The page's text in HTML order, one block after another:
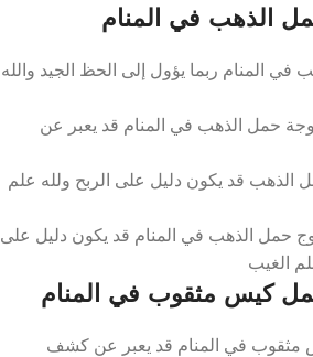
الذهب في المنام
المنام ربما يؤول إلى الحظ الجيد والله
حمل الذهب في المنام قد يعبر عن
الذهب قد يكون دليل على الربح ولله علم
حمل الذهب في المنام قد يكون دليل على
الغيب
كيس مثقوب في المنام
مثقوب في المنام قد يعبر عن كشف